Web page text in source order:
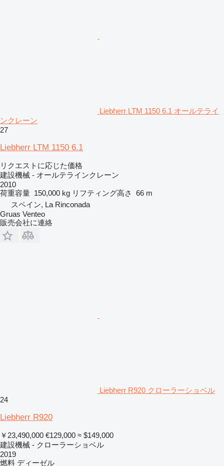
Liebherr LTM 1150 6.1 オールテライ
ンクレーン
27
Liebherr LTM 1150 6.1
リクエストに応じた価格
建設機械 - オールテラインクレーン
2010
荷重容量 150,000 kg リフティング高さ
66 m
スペイン, La Rinconada
Gruas Venteo
販売会社に連絡
Liebherr R920 クローラーショベル
24
Liebherr R920
￥23,490,000 €129,000 ≈ $149,000
建設機械 - クローラーショベル
2019
燃料 ディーゼル